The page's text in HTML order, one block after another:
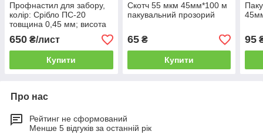
Профнастил для забору,
колір: Срібло ПС-20
товщина 0,45 мм; висота
2 метри ширина 1,16 м
650 ₴/лист
Купити
Скотч 55 мкм 45мм*100 м
пакувальний прозорий
65₴
Купити
95
Про нас
Рейтинг не сформований
Менше 5 відгуків за останній рік